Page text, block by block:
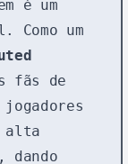
é um
Como um
fãs de
alta
, dando